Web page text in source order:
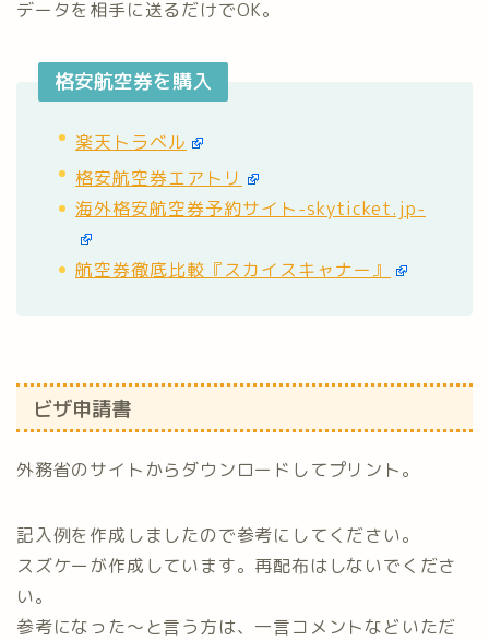
データを相手に送るだけでOK。
格安航空券を購入
楽天トラベル
格安航空券エアトリ
海外格安航空券予約サイト-skyticket.jp-
航空券徹底比較『スカイスキャナー』
ビザ申請書
外務省のサイトからダウンロードしてプリント。
記入例を作成しましたので参考にしてください。
スズケーが作成しています。再配布はしないでくださ
い。
参考になった〜と言う方は、一言コメントなどいただ